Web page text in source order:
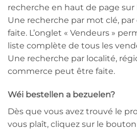
recherche en haut de page sur
Une recherche par mot clé,
faite. L’onglet « Vendeurs »
liste complète de tous les
Une recherche par localité,
commerce peut être faite.
Wéi bestellen a bezuelen?
Dès que vous avez trouvé le
vous plaît, cliquez sur le